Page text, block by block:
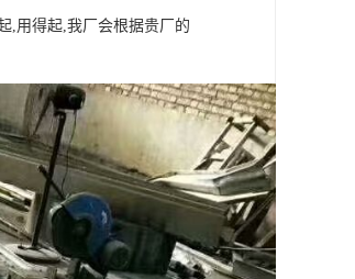
,用得起,我厂会根据贵厂的